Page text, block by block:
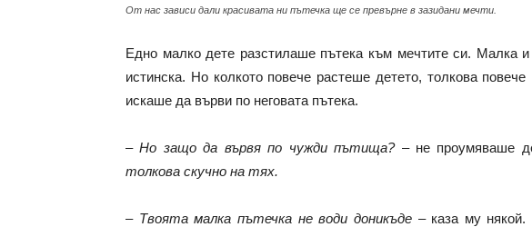
От нас зависи дали красивата ни пътечка ще се превърне в зазидани мечти.
Едно малко дете разстилаше пътека към мечтите си. Малка
истинска. Но колкото повече растеше детето, толкова
искаше да върви по неговата пътека.
–Но защо да вървя по чужди пътища?– не проумяваше
толкова скучно на тях.
– Твоята малка пътечка не води доникъде– каза му някой.